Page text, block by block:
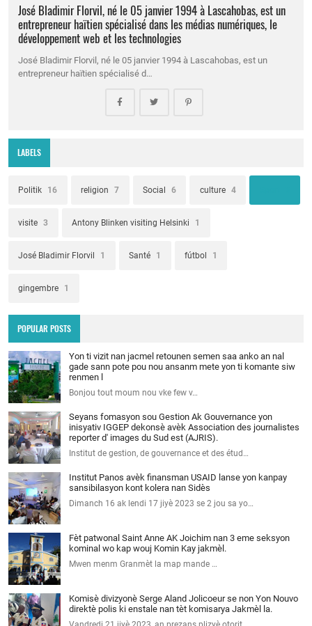
José Bladimir Florvil, né le 05 janvier 1994 à Lascahobas, est un
entrepreneur haïtien spécialisé dans les médias numériques, le
développement web et les technologies
José Bladimir Florvil, né le 05 janvier 1994 à Lascahobas, est un
entrepreneur haïtien spécialisé d…
LABELS
Politik 16 religion 7 Social 6 culture 4
visite 3 Antony Blinken visiting Helsinki 1
José Bladimir Florvil 1 Santé 1 fútbol 1
gingembre 1
POPULAR POSTS
Yon ti vizit nan jacmel retounen semen saa anko an nal
gade sann pote pou nou ansanm mete yon ti komante siw
renmen l
Bonjou tout moum nou vke few v…
Seyans fomasyon sou Gestion Ak Gouvernance yon
inisyativ IGGEP dekonsè avèk Association des journalistes
reporter d' images du Sud est (AJRIS).
Institut de gestion, de gouvernance et des étud…
Institut Panos avèk finansman USAID lanse yon kanpay
sansibilasyon kont kolera nan Sidès
Dimanch 16 ak lendi 17 jiyè 2023 se 2 jou sa yo…
Fèt patwonal Saint Anne AK Joichim nan 3 eme seksyon
kominal wo kap wouj Komin Kay jakmèl.
Mwen menm Granmèt la map mande …
Komisè divizyonè Serge Aland Jolicoeur se non Yon Nouvo
direktè polis ki enstale nan tèt komisarya Jakmèl la.